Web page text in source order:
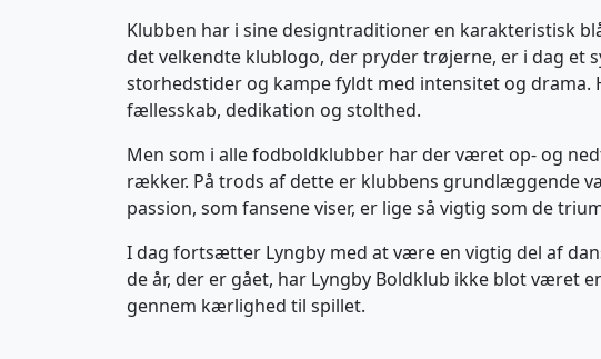
Klubben har i sine designtraditioner en karakteristisk
det velkendte klublogo, der pryder trøjerne, er i dag
storhedstider og kampe fyldt med intensitet og
fællesskab, dedikation og stolthed.
Men som i alle fodboldklubber har der været op- og
rækker. På trods af dette er klubbens grundlæggende
passion, som fansene viser, er lige så vigtig som de
I dag fortsætter Lyngby med at være en vigtig del af
de år, der er gået, har Lyngby Boldklub ikke blot været
gennem kærlighed til spillet.